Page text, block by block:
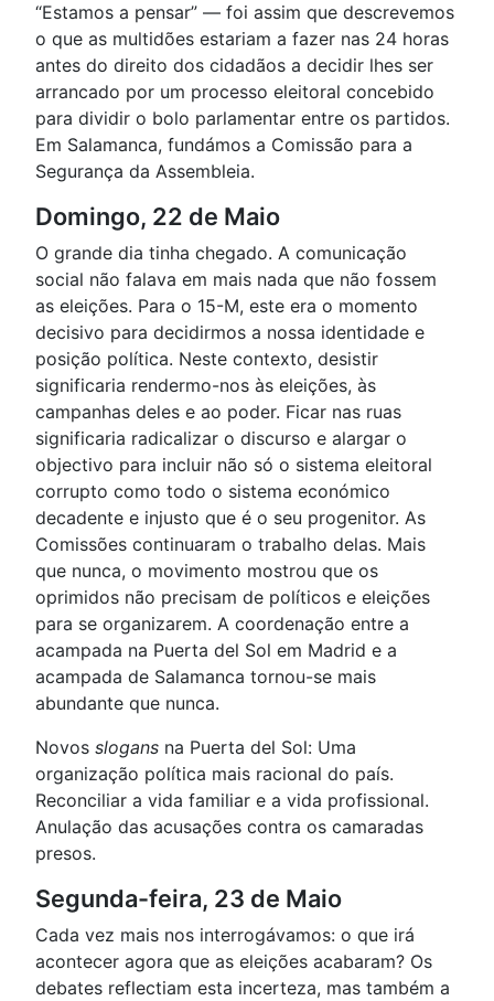
“Estamos a pensar” — foi assim que descrevemos
o que as multidões estariam a fazer nas 24 horas
antes do direito dos cidadãos a decidir lhes ser
arrancado por um processo eleitoral concebido
para dividir o bolo parlamentar entre os partidos.
Em Salamanca, fundámos a Comissão para a
Segurança da Assembleia.
Domingo, 22 de Maio
O grande dia tinha chegado. A comunicação
social não falava em mais nada que não fossem
as eleições. Para o 15-M, este era o momento
decisivo para decidirmos a nossa identidade e
posição política. Neste contexto, desistir
significaria rendermo-nos às eleições, às
campanhas deles e ao poder. Ficar nas ruas
significaria radicalizar o discurso e alargar o
objectivo para incluir não só o sistema eleitoral
corrupto como todo o sistema económico
decadente e injusto que é o seu progenitor. As
Comissões continuaram o trabalho delas. Mais
que nunca, o movimento mostrou que os
oprimidos não precisam de políticos e eleições
para se organizarem. A coordenação entre a
acampada na Puerta del Sol em Madrid e a
acampada de Salamanca tornou-se mais
abundante que nunca.
Novos slogans na Puerta del Sol: Uma
organização política mais racional do país.
Reconciliar a vida familiar e a vida profissional.
Anulação das acusações contra os camaradas
presos.
Segunda-feira, 23 de Maio
Cada vez mais nos interrogávamos: o que irá
acontecer agora que as eleições acabaram? Os
debates reflectiam esta incerteza, mas também a